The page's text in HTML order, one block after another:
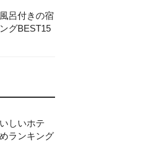
呂付きの宿
グBEST15
しいホテ
ランキング